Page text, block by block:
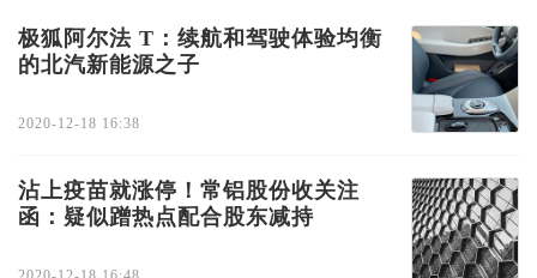
极狐阿尔法 T：续航和驾驶体验均衡
的北汽新能源之子
2020-12-18 16:38
沾上疫苗就涨停！常铝股份收关注
函：疑似蹭热点配合股东减持